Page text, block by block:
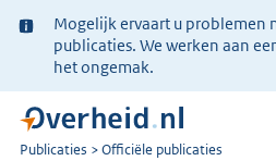
Ter
informatie:
Mogelijk ervaart u problemen
publicaties. We werken aan
het ongemak.
U
Publicaties Officiële publicaties